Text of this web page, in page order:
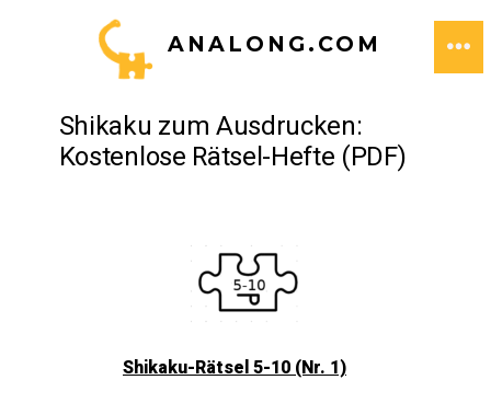
ANALONG.COM
Shikaku zum Ausdrucken:
Kostenlose Rätsel-Hefte (PDF)
Shikaku-Rätsel 5-10 (Nr. 1)